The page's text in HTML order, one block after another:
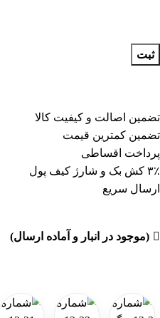
ثبت
تضمین اصالت و کیفیت کالا
تضمین کمترین قیمت
پرداخت اقساطی
۳٪ کش بک و شارژ کیف پول
ارسال سریع
(موجود در انبار و آماده ارسال)